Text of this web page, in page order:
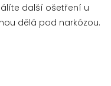
další ošetření u
dělá pod narkózou.